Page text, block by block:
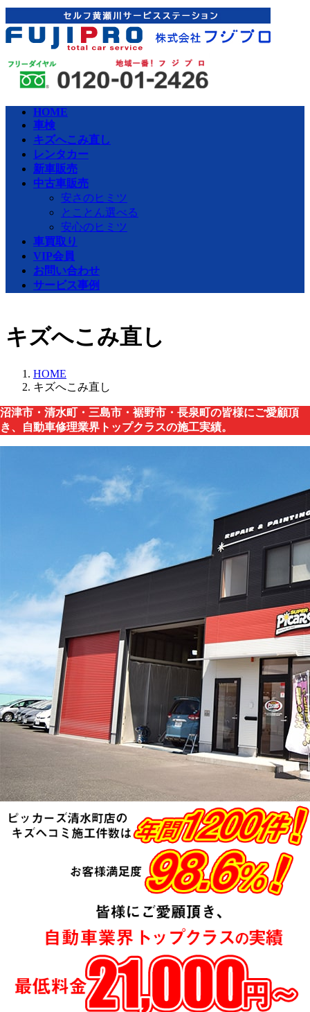
コ
ン
テ
ツ
ナ
ビ
ゲ
シ
HOME
車検
キズへこみ直し
レンタカー
新車販売
中古車販売
安さのヒミツ
とことん選べる
安心のヒミツ
車買取り
VIP会員
お問い合わせ
サービス事例
キズへこみ直し
HOME
キズへこみ直し
沼津市・清水町・三島市・裾野市・長泉町の皆様にご愛顧頂
き、自動車修理業界トップクラスの施工実績。